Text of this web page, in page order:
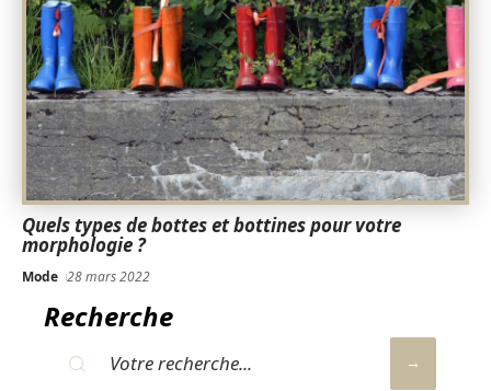
Quels types de bottes et bottines pour votre
morphologie ?
Mode 28 mars 2022
Recherche